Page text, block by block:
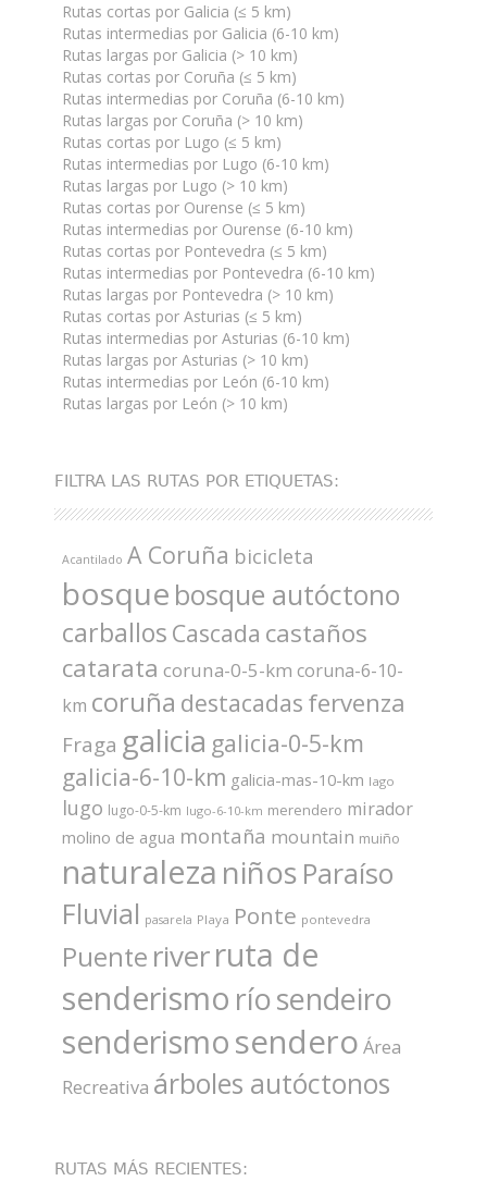
Rutas cortas por Galicia (≤ 5 km)
Rutas intermedias por Galicia (6-10 km)
Rutas largas por Galicia (> 10 km)
Rutas cortas por Coruña (≤ 5 km)
Rutas intermedias por Coruña (6-10 km)
Rutas largas por Coruña (> 10 km)
Rutas cortas por Lugo (≤ 5 km)
Rutas intermedias por Lugo (6-10 km)
Rutas largas por Lugo (> 10 km)
Rutas cortas por Ourense (≤ 5 km)
Rutas intermedias por Ourense (6-10 km)
Rutas cortas por Pontevedra (≤ 5 km)
Rutas intermedias por Pontevedra (6-10 km)
Rutas largas por Pontevedra (> 10 km)
Rutas cortas por Asturias (≤ 5 km)
Rutas intermedias por Asturias (6-10 km)
Rutas largas por Asturias (> 10 km)
Rutas intermedias por León (6-10 km)
Rutas largas por León (> 10 km)
FILTRA LAS RUTAS POR ETIQUETAS:
Acantilado A Coruña bicicleta
bosque bosque autóctono
carballos Cascada castaños
catarata coruna-0-5-km coruna-6-10-
km coruña destacadas fervenza
Fraga galicia galicia-0-5-km
galicia-6-10-km galicia-mas-10-km lago
lugo lugo-0-5-km lugo-6-10-km merendero mirador
molino de agua montaña mountain muiño
naturaleza niños Paraíso
Fluvial pasarela Playa Ponte pontevedra
Puente riverruta de
senderismo ríosendeiro
senderismosendero Área
Recreativa árboles autóctonos
RUTAS MÁS RECIENTES: